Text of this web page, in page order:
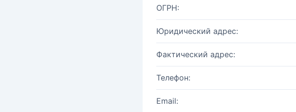
ОГРН:
Юридический адрес:
Фактический адрес:
Телефон:
Email: